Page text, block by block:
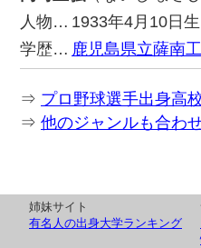
人物… 1933年4月10日
学歴… 鹿児島県立薩南
⇒ プロ野球選手出身高
⇒ 他のジャンルも合わ
姉妹サイト
有名人の出身大学ランキング